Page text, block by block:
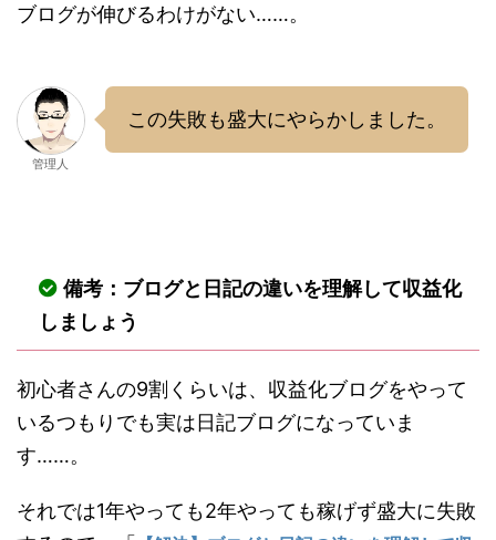
ブログが伸びるわけがない……。
管理人
この失敗も盛大にやらかしました。
備考：ブログと日記の違いを理解して収益化
しましょう
初心者さんの9割くらいは、収益化ブログをやって
いるつもりでも実は日記ブログになっていま
す……。
それでは1年やっても2年やっても稼げず盛大に失敗